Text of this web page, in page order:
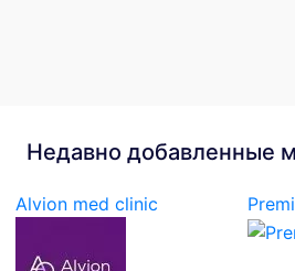
Недавно добавленные
Alvion med clinic